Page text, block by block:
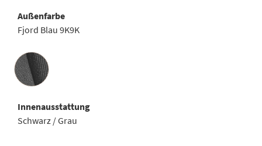
Außenfarbe
Fjord Blau 9K9K
Innenausstattung
Innenausstattung
Schwarz / Grau